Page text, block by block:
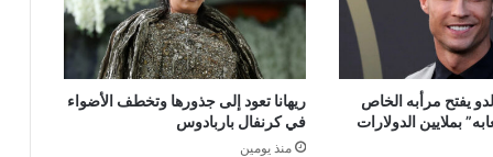
يفتح مرأبه الخاص
بملايين الدولارات
ريهانا تعود إلى جذورها وتخطف الأضواء
في كرنفال باربادوس
منذ يومين